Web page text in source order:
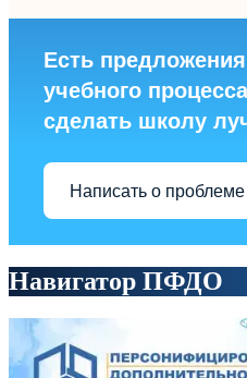
Есть
учебного
сделать школу
Написать о проблеме
Навигатор ПФДО